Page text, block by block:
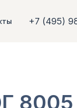
+7 (495)
8005